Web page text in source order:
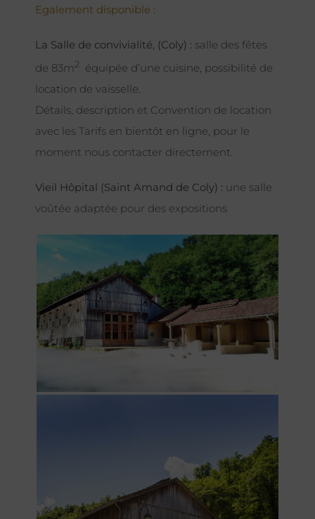
Egalement disponible :
La Salle de convivialité, (Coly) : salle des fêtes
de 83m2 équipée d’une cuisine, possibilité de
location de vaisselle.
Détails, description et Convention de location
avec les Tarifs en bientôt en ligne, pour le
moment nous contacter directement.
Vieil Hôpital (Saint Amand de Coly) : une salle
voûtée adaptée pour des expositions